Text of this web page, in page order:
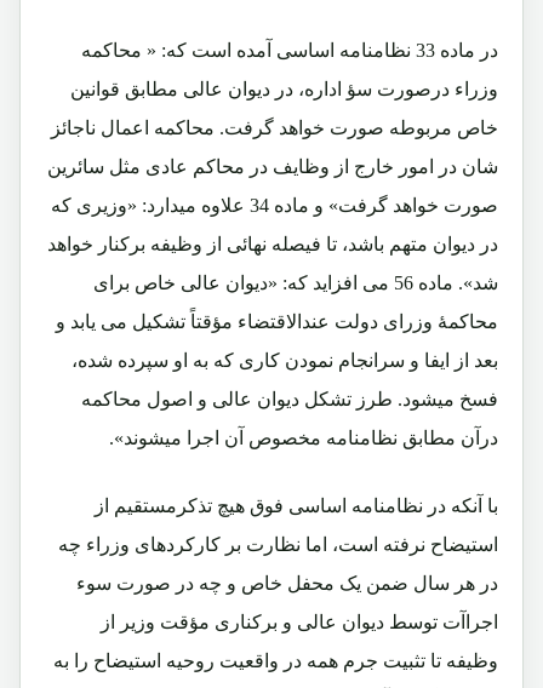
در ماده 33 نظامنامه اساسی آمده است که: « محاکمه
وزراء درصورت سؤ اداره، در ديوان عالی مطابق قوانين
خاص مربوطه صورت خواهد گرفت. محاکمه اعمال ناجائز
شان در امور خارج از وظايف در محاکم عادی مثل سائرين
صورت خواهد گرفت» و ماده 34 علاوه میدارد: «وزيری که
در ديوان متهم باشد، تا فيصله نهائی از وظيفه برکنار خواهد
شد». ماده 56 می افزاید که: «دیوان عالی خاص برای
محاکمۀ وزرای دولت عندالاقتضاء مؤقتاً تشکیل می یابد و
بعد از ایفا و سرانجام نمودن کاری که به او سپرده شده،
فسخ میشود. طرز تشکل دیوان عالی و اصول محاکمه
درآن مطابق نظامنامه مخصوص آن اجرا میشوند».
با آنکه در نظامنامه اساسی فوق هیچ تذکرمستقیم از
استیضاح نرفته است، اما نظارت بر کارکردهای وزراء چه
در هر سال ضمن یک محفل خاص و چه در صورت سوء
اجراآت توسط دیوان عالی و برکناری مؤقت وزیر از
وظیفه تا تثبیت جرم همه در واقعیت روحیه استیضاح را به